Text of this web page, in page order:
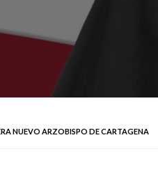
NUEVO ARZOBISPO DE CARTAGENA